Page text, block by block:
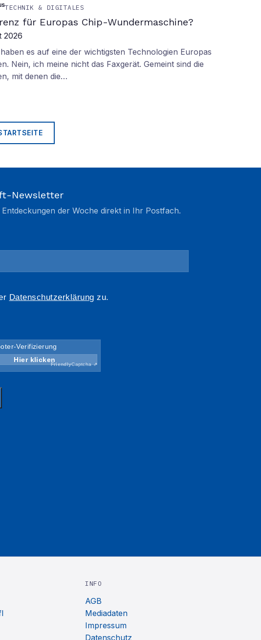
TECHNIK & DIGITALES
für Europas Chip-Wundermaschine?
2026
es auf eine der wichtigsten Technologien Europas
Nein, ich meine nicht das Faxgerät. Gemeint sind die
mit denen die…
Newsletter
Entdeckungen der Woche direkt in Ihr Postfach.
INFO
AGB
Mediadaten
Impressum
Datenschutz